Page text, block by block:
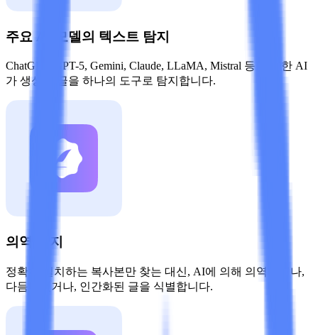
주요 AI 모델의 텍스트 탐지
ChatGPT, GPT-5, Gemini, Claude, LLaMA, Mistral 등 다양한 AI
가 생성한 글을 하나의 도구로 탐지합니다.
의역 탐지
정확히 일치하는 복사본만 찾는 대신, AI에 의해 의역되거나,
다듬어졌거나, 인간화된 글을 식별합니다.